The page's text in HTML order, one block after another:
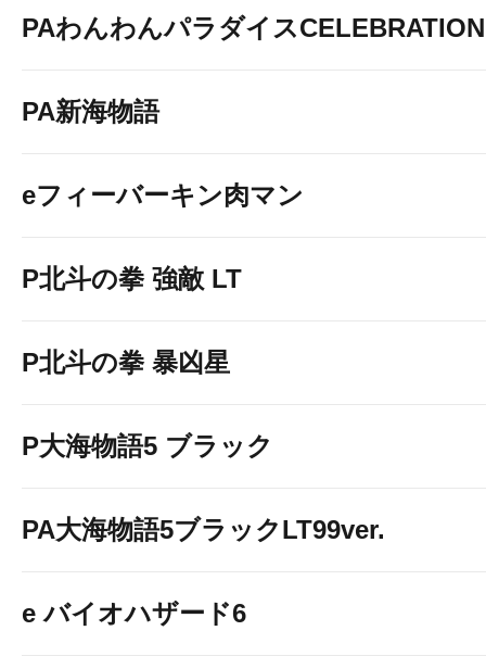
PAわんわんパラダイスCELEBRATION
PA新海物語
eフィーバーキン肉マン
P北斗の拳 強敵 LT
P北斗の拳 暴凶星
P大海物語5 ブラック
PA大海物語5ブラックLT99ver.
e バイオハザード6